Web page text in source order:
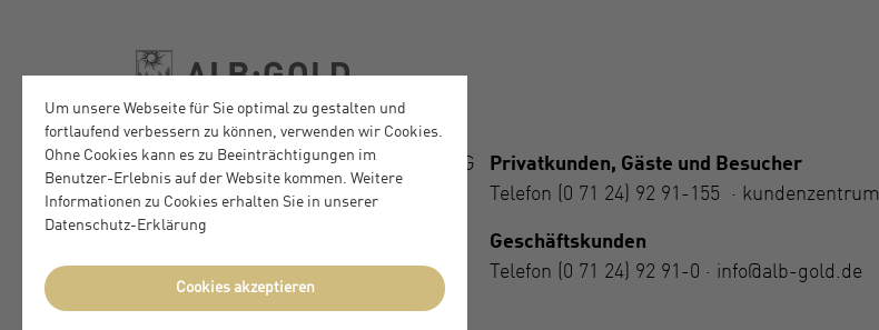
Um unsere Webseite für Sie optimal zu gestalten und
fortlaufend verbessern zu können, verwenden wir Cookies.
Ohne Cookies kann es zu Beeinträchtigungen im
Benutzer-Erlebnis auf der Website kommen. Weitere
Informationen zu Cookies erhalten Sie in unserer
Datenschutz-Erklärung
Cookies akzeptieren
ALB-GOLD Teigwaren GmbH & Co. KG
Klaus-Freidler-Straße 1
D-72818 Trochtelfingen
Privatkunden, Gäste und Besucher
Telefon
(0 71 24) 92 91-155 ·
Geschäftskunden
Telefon
(0 71 24) 92 91-0 · info@alb-gold.de